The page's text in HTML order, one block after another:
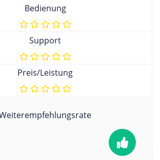
Bedienung
Support
Preis/Leistung